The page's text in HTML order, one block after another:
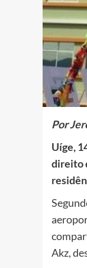
Por
Uíge,
direito
Akz,